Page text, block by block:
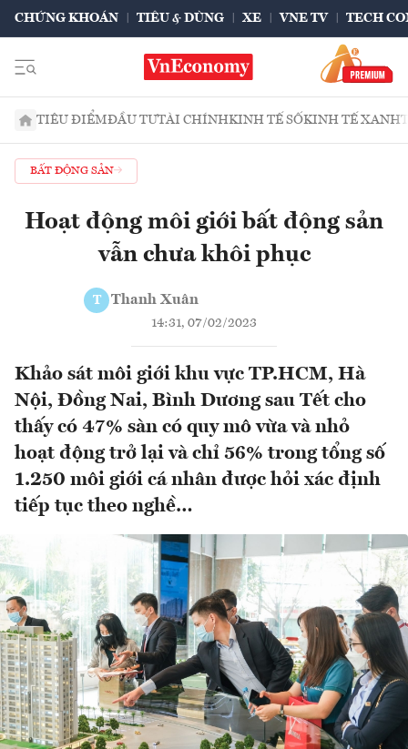
CHỨNG KHOÁN TIÊU & DÙNG XE VNE TV TECH
TIÊU ĐIỂMĐẦU TƯTÀI CHÍNHKINH TẾ SỐKINH TẾ XANH
BẤT ĐỘNG SẢN
Hoạt động môi giới bất động sản
vẫn chưa khôi phục
T Thanh Xuân
14:31, 07/02/2023
Khảo sát môi giới khu vực TP.HCM, Hà
Nội, Đồng Nai, Bình Dương sau Tết cho
thấy có 47% sàn có quy mô vừa và nhỏ
hoạt động trở lại và chỉ 56% trong tổng số
1.250 môi giới cá nhân được hỏi xác định
tiếp tục theo nghề…